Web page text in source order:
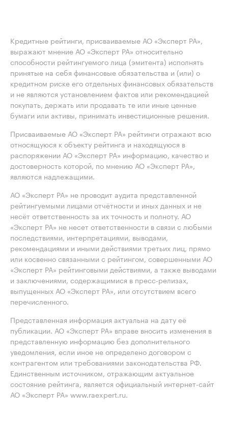
Кредитные рейтинги, присваиваемые АО «Эксперт РА»,
выражают мнение АО «Эксперт РА» относительно
способности рейтингуемого лица (эмитента) исполнять
принятые на себя финансовые обязательства и (или) о
кредитном риске его отдельных финансовых обязательств
и не являются установлением фактов или рекомендацией
покупать, держать или продавать те или иные ценные
бумаги или активы, принимать инвестиционные решения.
Присваиваемые АО «Эксперт РА» рейтинги отражают всю
относящуюся к объекту рейтинга и находящуюся в
распоряжении АО «Эксперт РА» информацию, качество и
достоверность которой, по мнению АО «Эксперт РА»,
являются надлежащими.
АО «Эксперт РА» не проводит аудита представленной
рейтингуемыми лицами отчётности и иных данных и не
несёт ответственность за их точность и полноту. АО
«Эксперт РА» не несет ответственности в связи с любыми
последствиями, интерпретациями, выводами,
рекомендациями и иными действиями третьих лиц, прямо
или косвенно связанными с рейтингом, совершенными АО
«Эксперт РА» рейтинговыми действиями, а также выводами
и заключениями, содержащимися в пресс-релизах,
выпущенных АО «Эксперт РА», или отсутствием всего
перечисленного.
Представленная информация актуальна на дату её
публикации. АО «Эксперт РА» вправе вносить изменения в
представленную информацию без дополнительного
уведомления, если иное не определено договором с
контрагентом или требованиями законодательства РФ.
Единственным источником, отражающим актуальное
состояние рейтинга, является официальный интернет-сайт
АО «Эксперт РА» www.raexpert.ru.